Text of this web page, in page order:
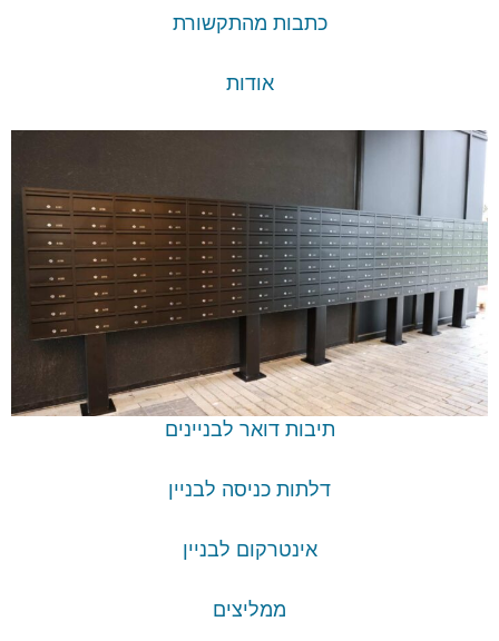
כתבות מהתקשורת
אודות
תיבות דואר לבניינים
דלתות כניסה לבניין
אינטרקום לבניין
ממליצים